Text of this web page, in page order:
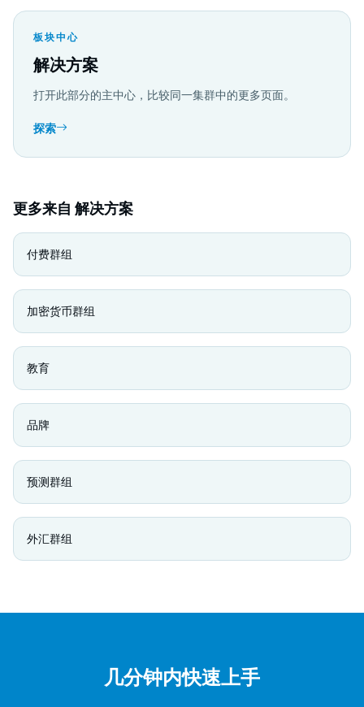
板块中心
解决方案
打开此部分的主中心，比较同一集群中的更多页面。
探索
更多来自 解决方案
付费群组
加密货币群组
教育
品牌
预测群组
外汇群组
几分钟内快速上手